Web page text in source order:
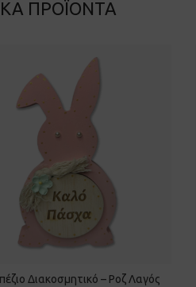
ΠΡΟΪΌΝΤΑ
ΣΤΟ ΚΑΛΆΘΙ
Διακοσμητικό – Ροζ Λαγός